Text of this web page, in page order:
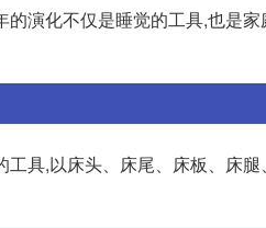
演化不仅是睡觉的工具,也是
具,以床头、床尾、床板、床